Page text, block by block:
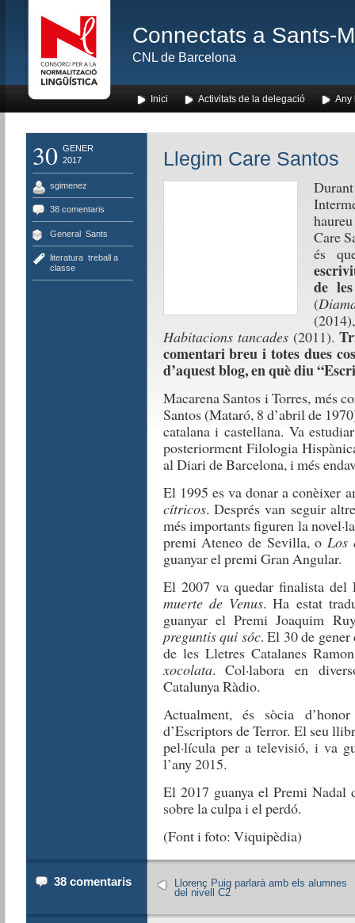
Connectats a Sants-
CNL de Barcelona
Inici Activitats de la delegació Any
30 GENER
2017
sgimenez
38 comentaris
General, Sants
literatura, treball a
classe
Llegim Care Santos
Care
és
de
(
Habitacions tancades(2011).
comentari breu i totes dues
d’aquest blog, en què diu
Macarena Santos i Torres, més
Santos (Mataró, 8 d’abril de
catalana i castellana. Va
posteriorment Filologia
al Diari de Barcelona, i més
El 1995 es va donar a conèixer
cítricos. Després van seguir
més importants figuren la
premi Ateneo de Sevilla, o Los
guanyar el premi Gran Angular.
El 2007 va quedar finalista del
muerte de Venus. Ha estat
guanyar el Premi Joaquim
preguntis qui sóc. El 30 de
de les Lletres Catalanes
xocolata. Col·labora en
Catalunya Ràdio.
Actualment, és sòcia
d’Escriptors de Terror. El seu
pel·lícula per a televisió, i va
l’any 2015.
El 2017 guanya el Premi Nadal
sobre la culpa i el perdó.
(Font i foto: Viquipèdia)
38 comentaris
Llorenç Puig parlarà amb els alumnes
del nivell C2